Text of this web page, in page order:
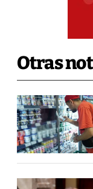
Otras